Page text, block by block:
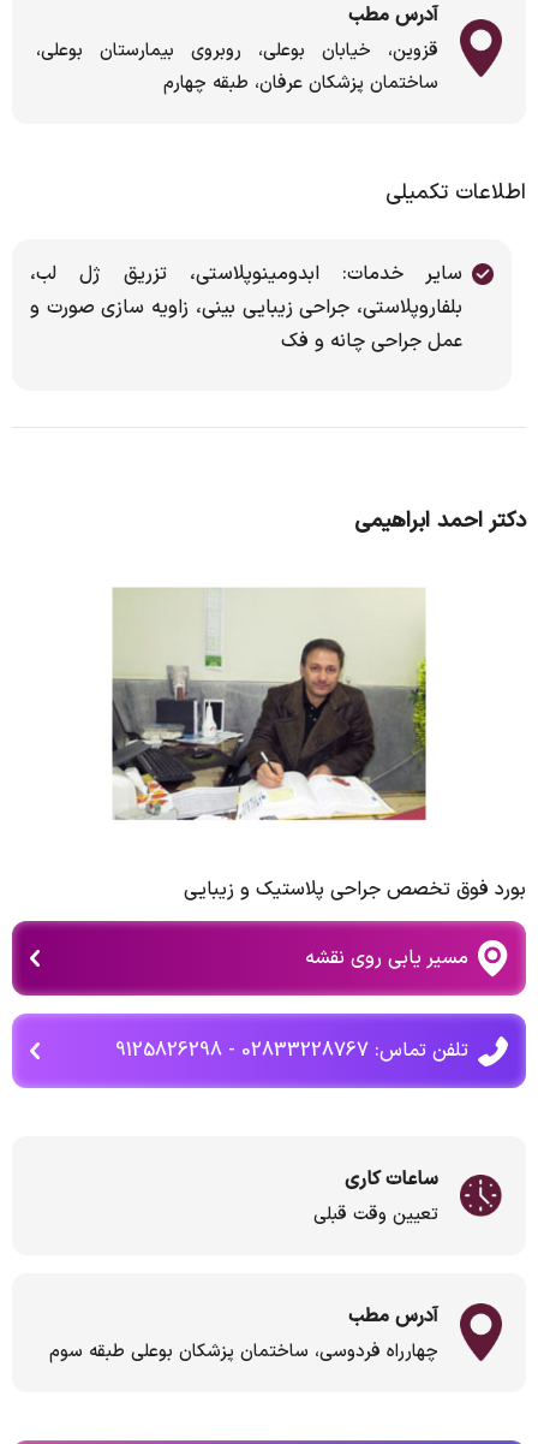
آدرس مطب
قزوین، خیابان بوعلی، روبروی بیمارستان بوعلی،
ساختمان پزشکان عرفان، طبقه چهارم
اطلاعات تکمیلی
سایر خدمات: ابدومینوپلاستی، تزریق ژل لب،
بلفاروپلاستی، جراحی زیبایی بینی، زاویه سازی صورت و
عمل جراحی چانه و فک
دکتر احمد ابراهیمی
بورد فوق تخصص جراحی پلاستیک و زیبایی
مسیر یابی روی نقشه
تلفن تماس: 02833228767 - 9125826298
ساعات کاری
تعیین وقت قبلی
آدرس مطب
چهارراه فردوسی، ساختمان پزشکان بوعلی طبقه سوم